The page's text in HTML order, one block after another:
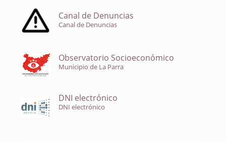
Canal de Denuncias
Canal de Denuncias
Observatorio Socioeconómico
Municipio de La Parra
DNI electrónico
DNI electrónico